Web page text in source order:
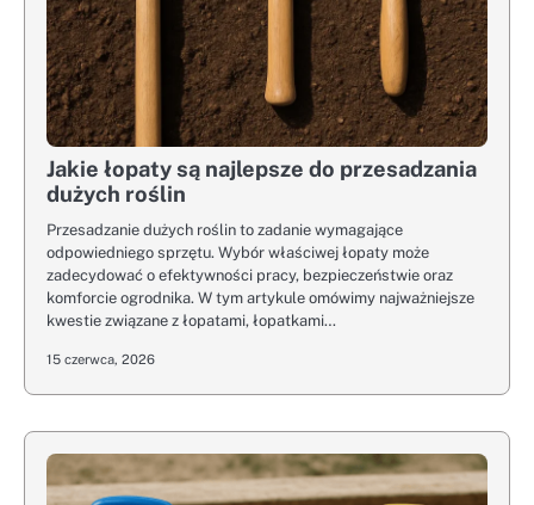
Jakie łopaty są najlepsze do przesadzania
dużych roślin
Przesadzanie dużych roślin to zadanie wymagające
odpowiedniego sprzętu. Wybór właściwej łopaty może
zadecydować o efektywności pracy, bezpieczeństwie oraz
komforcie ogrodnika. W tym artykule omówimy najważniejsze
kwestie związane z łopatami, łopatkami…
15 czerwca, 2026